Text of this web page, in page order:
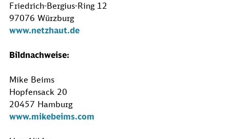
Friedrich-Bergius-Ring 12
97076 Würzburg
www.netzhaut.de
Bildnachweise:
Mike Beims
Hopfensack 20
20457 Hamburg
www.mikebeims.com